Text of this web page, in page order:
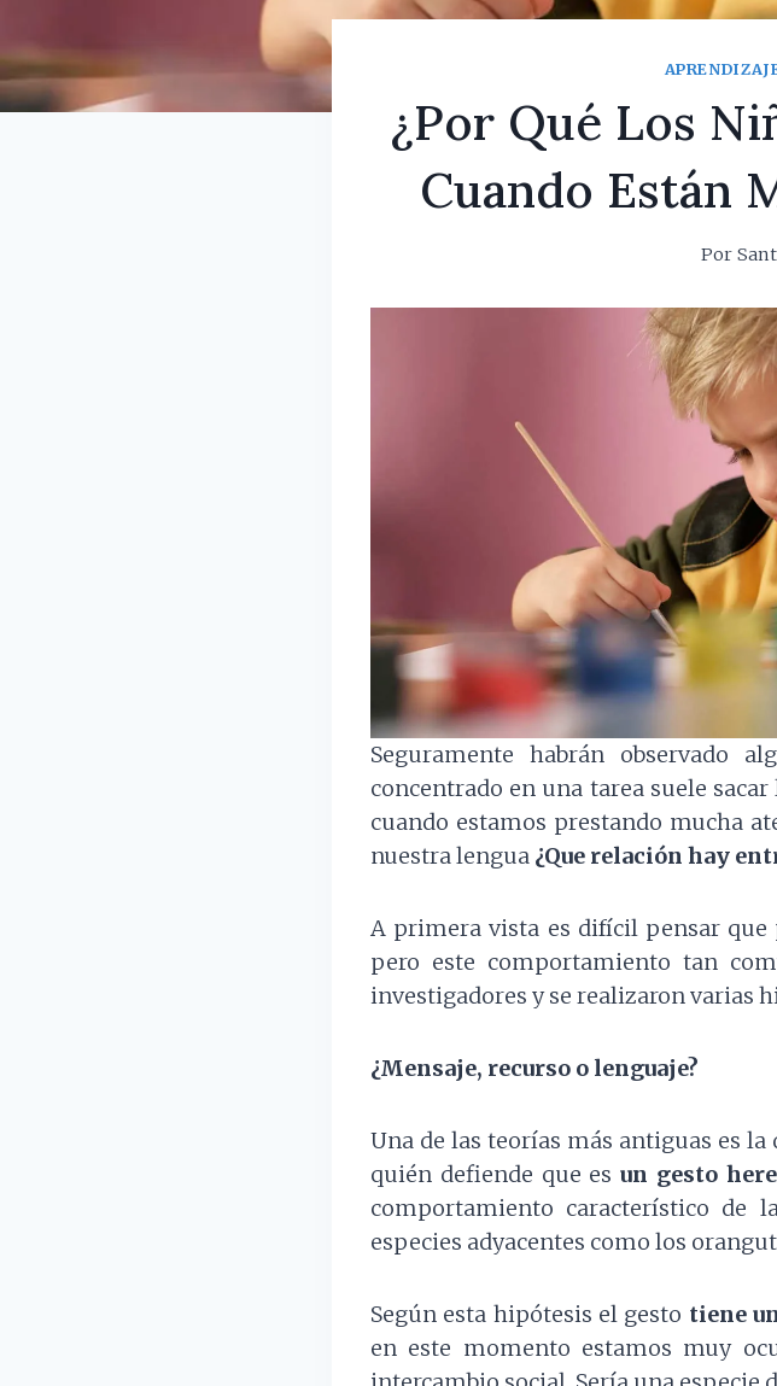
¿Por Qué Los
Cuando Están
Por
Seguramente habrán observado
concentrado en una tarea suele
cuando estamos prestando mucha
nuestra lengua ¿Que relación hay
A primera vista es difícil pensar que
pero este comportamiento tan
investigadores y se realizaron varias
¿Mensaje, recurso o lenguaje?
Una de las teorías más antiguas es
quién defiende que es un gesto
comportamiento característico de
especies adyacentes como los
Según esta hipótesis el gesto tiene
en este momento estamos muy